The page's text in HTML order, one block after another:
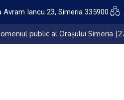
Avram Iancu 23, Simeria 335900
public al Orașului Simeria